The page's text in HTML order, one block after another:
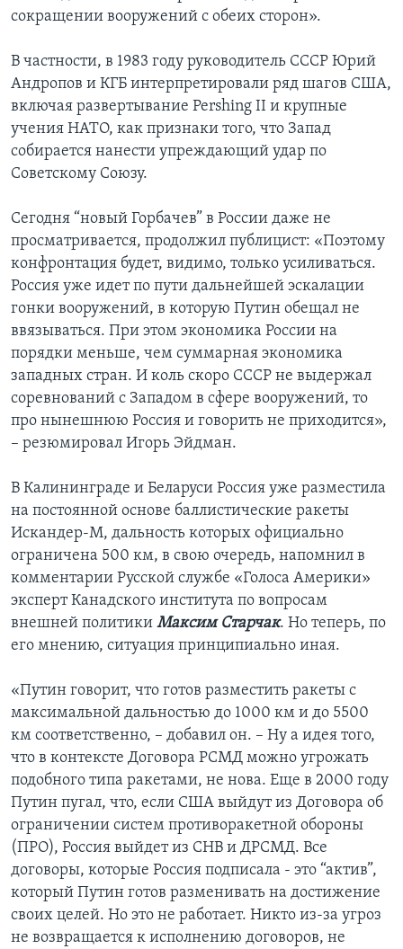
сокращении вооружений с обеих сторон».
В частности, в 1983 году руководитель СССР Юрий
Андропов и КГБ интерпретировали ряд шагов США,
включая развертывание Pershing II и крупные
учения НАТО, как признаки того, что Запад
собирается нанести упреждающий удар по
Советскому Союзу.
Сегодня “новый Горбачев” в России даже не
просматривается, продолжил публицист: «Поэтому
конфронтация будет, видимо, только усиливаться.
Россия уже идет по пути дальнейшей эскалации
гонки вооружений, в которую Путин обещал не
ввязываться. При этом экономика России на
порядки меньше, чем суммарная экономика
западных стран. И коль скоро СССР не выдержал
соревнований с Западом в сфере вооружений, то
про нынешнюю Россия и говорить не приходится»,
– резюмировал Игорь Эйдман.
В Калининграде и Беларуси Россия уже разместила
на постоянной основе баллистические ракеты
Искандер-М, дальность которых официально
ограничена 500 км, в свою очередь, напомнил в
комментарии Русской службе «Голоса Америки»
эксперт Канадского института по вопросам
внешней политики Максим Старчак. Но теперь, по
его мнению, ситуация принципиально иная.
«Путин говорит, что готов разместить ракеты с
максимальной дальностью до 1000 км и до 5500
км соответственно, – добавил он. – Ну а идея того,
что в контексте Договора РСМД можно угрожать
подобного типа ракетами, не нова. Еще в 2000 году
Путин пугал, что, если США выйдут из Договора об
ограничении систем противоракетной обороны
(ПРО), Россия выйдет из СНВ и ДРСМД. Все
договоры, которые Россия подписала - это “актив”,
который Путин готов разменивать на достижение
своих целей. Но это не работает. Никто из-за угроз
не возвращается к исполнению договоров, не